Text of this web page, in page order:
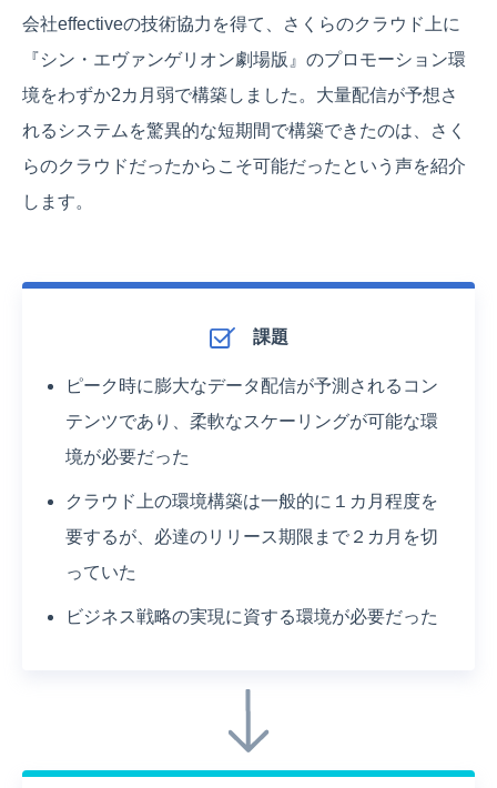
会社effectiveの技術協力を得て、さくらのクラウド上に
『シン・エヴァンゲリオン劇場版』のプロモーション環
境をわずか2カ月弱で構築しました。大量配信が予想さ
れるシステムを驚異的な短期間で構築できたのは、さく
らのクラウドだったからこそ可能だったという声を紹介
します。
課題
ピーク時に膨大なデータ配信が予測されるコン
テンツであり、柔軟なスケーリングが可能な環
境が必要だった
クラウド上の環境構築は一般的に１カ月程度を
要するが、必達のリリース期限まで２カ月を切
っていた
ビジネス戦略の実現に資する環境が必要だった